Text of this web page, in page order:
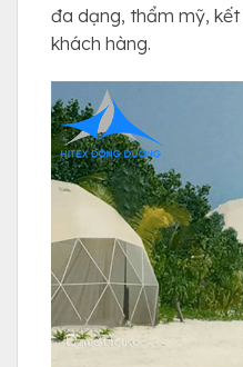
đa dạng, thẩm mỹ,
khách hàng.